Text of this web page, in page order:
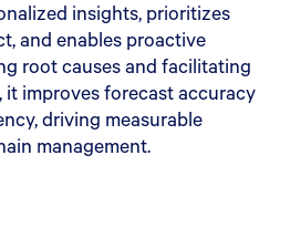
insights, prioritizes
and enables proactive
root causes and facilitating
it improves forecast accuracy
driving measurable
management.